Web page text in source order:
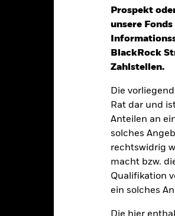
Prospekt
unsere
BlackRock
Zahlstellen.
Die
Rat dar und
Anteilen an
solches
rechtswidrig
macht bzw.
Qualifikation
ein solches
Der Wert der Anlagen und die
Anleger erhalten den ursprünglich
Länder, Währungen oder
politische, nachhaltigkeitsbezogene
tägliche Entwicklung der Aktienmärkte,
die mit den ESG-Kriterien
Bewertung des ESG-Screenings
negative Auswirkungen auf den Wert
dieses Fonds setzen Derivate zur
ein potenzielles Risiko der Ansteckung
vorhanden sind. Über das
Fonds anzeigen lassen. Die
gekennzeichnet. Eine vollständige Liste